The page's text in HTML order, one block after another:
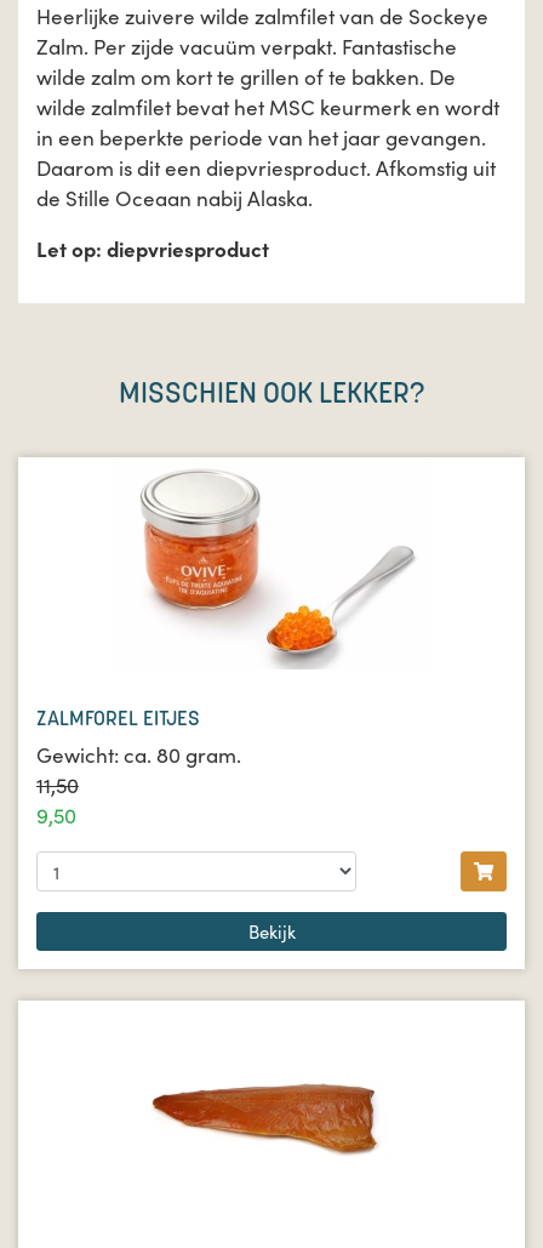
Heerlijke zuivere wilde zalmfilet van de Sockeye
Zalm. Per zijde vacuüm verpakt. Fantastische
wilde zalm om kort te grillen of te bakken. De
wilde zalmfilet bevat het MSC keurmerk en wordt
in een beperkte periode van het jaar gevangen.
Daarom is dit een diepvriesproduct. Afkomstig uit
de Stille Oceaan nabij Alaska.
Let op: diepvriesproduct
MISSCHIEN OOK LEKKER?
ZALMFOREL EITJES
Gewicht: ca. 80 gram.
11,50
9,50
Bekijk